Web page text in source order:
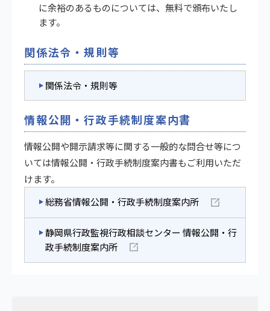
に余裕のあるものについては、無料で頒布いたし
ます。
関係法令・規則等
関係法令・規則等
情報公開・行政手続制度案内書
情報公開や開示請求等に関する一般的な問合せ等につ
いては情報公開・ 行政手続制度案内書もご利用いただ
けます。
総務省情報公開・行政手続制度案内所
静岡県行政監視行政相談センター 情報公開・行
政手続制度案内所